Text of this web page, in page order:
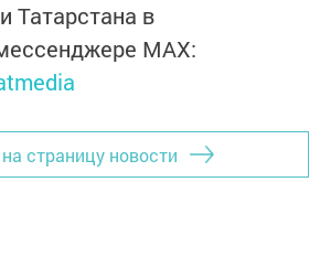
Татарстана в
MАХ:
страницу новости